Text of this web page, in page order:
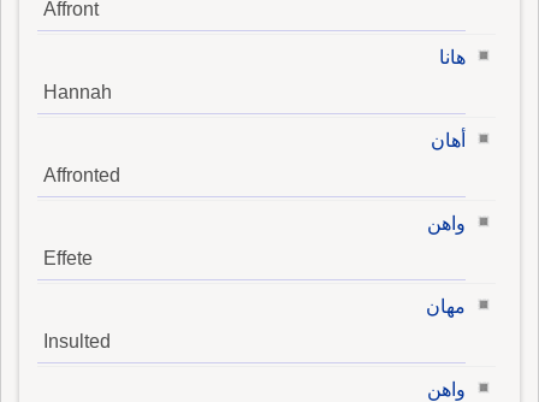
Affront
هانا
Hannah
أهان
Affronted
واهن
Effete
مهان
Insulted
واهن